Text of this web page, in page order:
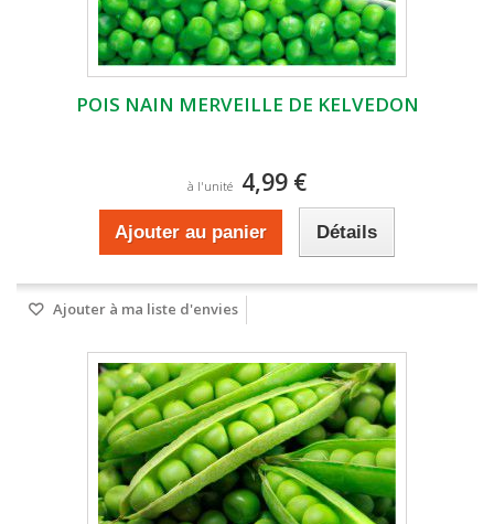
POIS NAIN MERVEILLE DE KELVEDON
à l'unité 4,99 €
Ajouter au panier Détails
Ajouter à ma liste d'envies